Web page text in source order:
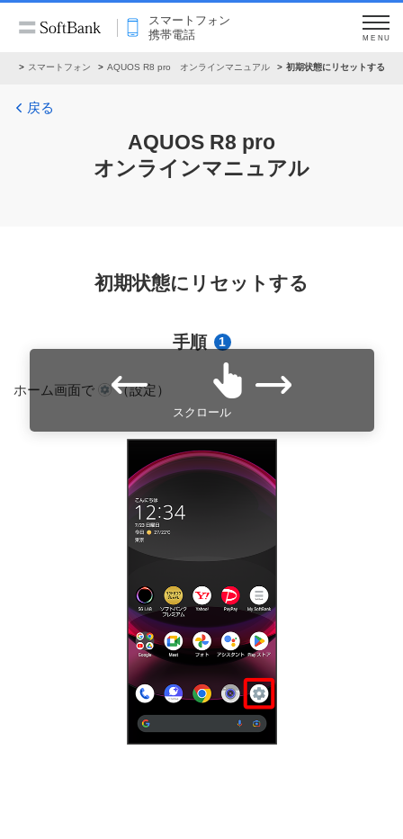
スマートフォン
携帯電話
MENU
スマートフォン AQUOS R8 pro オンラインマニュアル 初期状態にリセットする
戻る
AQUOS R8 pro
オンラインマニュアル
初期状態にリセットする
手順 1
ホーム画面で （設定）
スクロール